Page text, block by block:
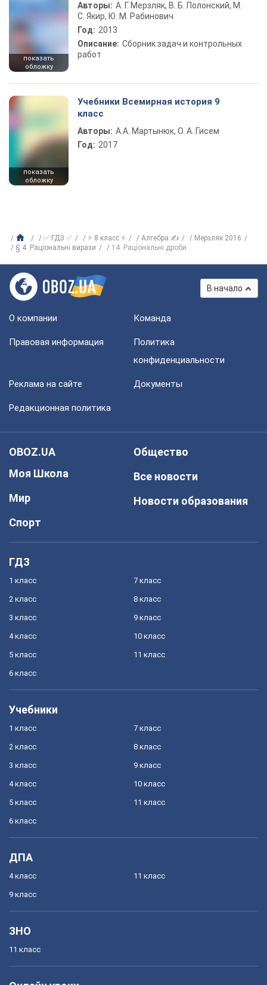
показать
обложку
Авторы: А. Г. Мерзляк, В. Б. Полонский, М.
С. Якир, Ю. М. Рабинович
Год: 2013
Описание: Сборник задач и контрольных
работ
показать
обложку
Учебники Всемирная история 9
класс
Авторы: А.А. Мартынюк, О. А. Гисем
Год: 2017
✅ ГДЗ ✅ ⚡ 8 класс ⚡ Алгебра ✍
Мерзляк 2016
§ 4. Раціональні вирази
14. Раціональні дроби
В начало
О компании Команда
Правовая информация
Политика
конфиденциальности
Реклама на сайте Документы
Редакционная политика
OBOZ.UA
Моя Школа
Мир
Спорт
Общество
Все новости
Новости образования
ГДЗ
1 класс
2 класс
3 класс
4 класс
5 класс
6 класс
7 класс
8 класс
9 класс
10 класс
11 класс
Учебники
1 класс
2 класс
3 класс
4 класс
5 класс
6 класс
7 класс
8 класс
9 класс
10 класс
11 класс
ДПА
4 класс
9 класс
11 класс
ЗНО
11 класс